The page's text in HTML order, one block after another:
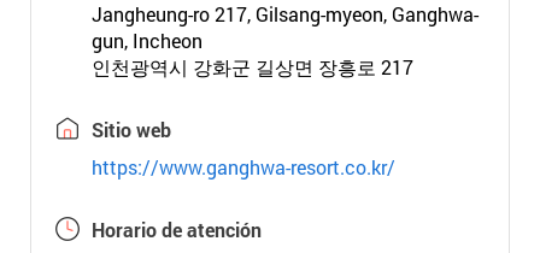
Jangheung-ro 217, Gilsang-myeon, Ganghwa-
gun, Incheon
인천광역시 강화군 길상면 장흥로 217
Sitio web
https://www.ganghwa-resort.co.kr/
Horario de atención